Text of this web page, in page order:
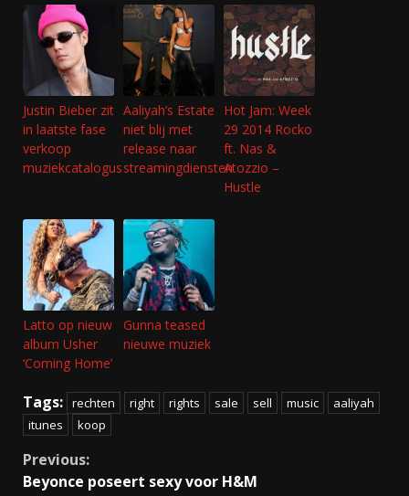
Justin Bieber zit
in laatste fase
verkoop
muziekcatalogus
Aaliyah’s Estate
niet blij met
release naar
streamingdiensten
Hot Jam: Week
29 2014 Rocko
ft. Nas &
Atozzio –
Hustle
Latto op nieuw
album Usher
‘Coming Home’
Gunna teased
nieuwe muziek
Tags: rechten right rights sale sell music
aaliyah
itunes
koop
Continue
Previous:
Beyonce poseert sexy voor H&M